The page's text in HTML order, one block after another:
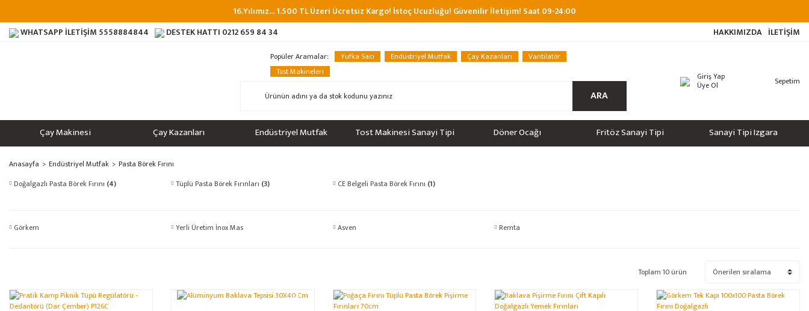
16.Yılımız... 1.500 TL Üzeri Ücretsiz Kargo! İstoç Ucuzluğu! Güvenilir İletişim! Saat 09-24:00
WHATSAPP İLETİŞİM 5558884844 DESTEK HATTI 0212 659 84 34 HAKKIMIZDA İLETİŞİM
Popüler Aramalar: Yufka Sacı Endüstriyel Mutfak Çay Kazanları
Vantilatör
Tost Makineleri
ARA
Giriş Yap
Üye Ol Sepetim
Çay Makinesi Çay Kazanları Endüstriyel Mutfak Tost Makinesi Sanayi Tipi Döner Ocağı Fritöz Sanayi Tipi Sanayi Tipi Izgara
Anasayfa Endüstriyel Mutfak
Pasta Börek Fırını
Doğalgazlı Pasta Börek Fırını (4) Tüplü Pasta Börek Fırınları (3) CE Belgeli Pasta Börek Fırını (1)
Görkem Yerli Üretim İnox Mas Asven Remta
Toplam 10 ürün
%16